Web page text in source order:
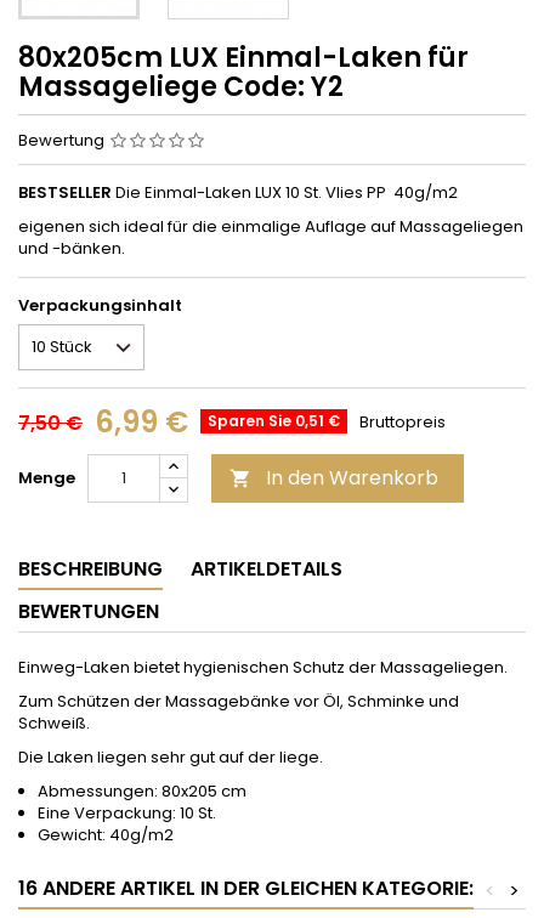
80x205cm LUX Einmal-Laken für
Massageliege Code: Y2
Bewertung
BESTSELLER Die Einmal-Laken LUX 10 St. Vlies PP 40g/m2
eigenen sich ideal für die einmalige Auflage auf Massageliegen
und -bänken.
Verpackungsinhalt
7,50 € 6,99 € Sparen Sie 0,51 € Bruttopreis
Menge  In den Warenkorb
BESCHREIBUNG
ARTIKELDETAILS
BEWERTUNGEN
Einweg-Laken bietet hygienischen Schutz der Massageliegen.
Zum Schützen der Massagebänke vor Öl, Schminke und
Schweiß.
Die Laken liegen sehr gut auf der liege.
Abmessungen: 80x205 cm
Eine Verpackung: 10 St.
Gewicht: 40g/m2
16 ANDERE ARTIKEL IN DER GLEICHEN KATEGORIE: >
<